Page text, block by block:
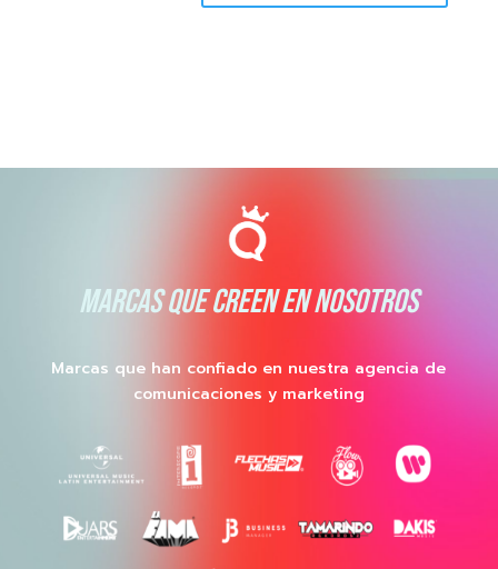
MARCAS QUE CREEN EN NOSOTROS
Marcas que han confiado en nuestra agencia de
comunicaciones y marketing